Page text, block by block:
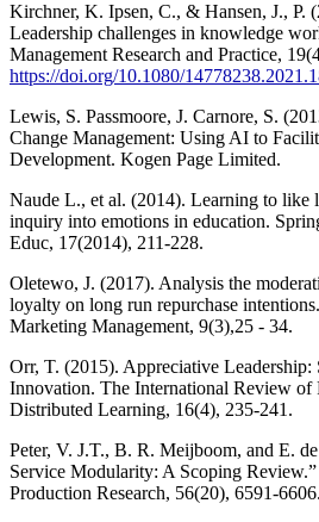
Kirchner, K. Ipsen, C., & Hansen, J., P.
Leadership challenges in knowledge
Management Research and Practice,
https://doi.org/10.1080/
Lewis, S. Passmoore, J. Carnore, S.
Change Management: Using AI to
Development. Kogen Page Limited.
Naude L., et al. (2014). Learning to like
inquiry into emotions in education.
Educ, 17(2014), 211-228.
Oletewo, J. (2017). Analysis the
loyalty on long run repurchase
Marketing Management, 9(3),25 - 34.
Orr, T. (2015). Appreciative Leadership:
Innovation. The International Review of
Distributed Learning, 16(4), 235-241.
Peter, V. J.T., B. R. Meijboom, and E.
Service Modularity: A Scoping
Production Research, 56(20), 6591-6606.